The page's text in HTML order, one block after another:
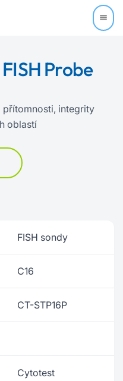
Probe
přítomnosti, integrity
oblastí
FISH sondy
C16
CT-STP16P
Cytotest